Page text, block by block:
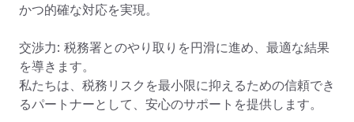
かつ的確な対応を実現。
交渉力: 税務署とのやり取りを円滑に進め、最適な結果
を導きます。
私たちは、税務リスクを最小限に抑えるための信頼でき
るパートナーとして、安心のサポートを提供します。